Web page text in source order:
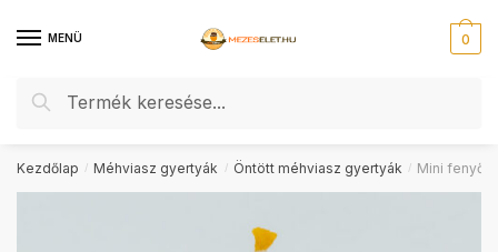
MENÜ
Keresés
Keresés
0
Kezdőlap / Méhviasz gyertyák / Öntött méhviasz gyertyák / Mini fenyő